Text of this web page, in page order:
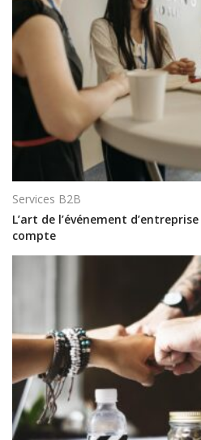
Services B2B
L’art de l’événement
compte